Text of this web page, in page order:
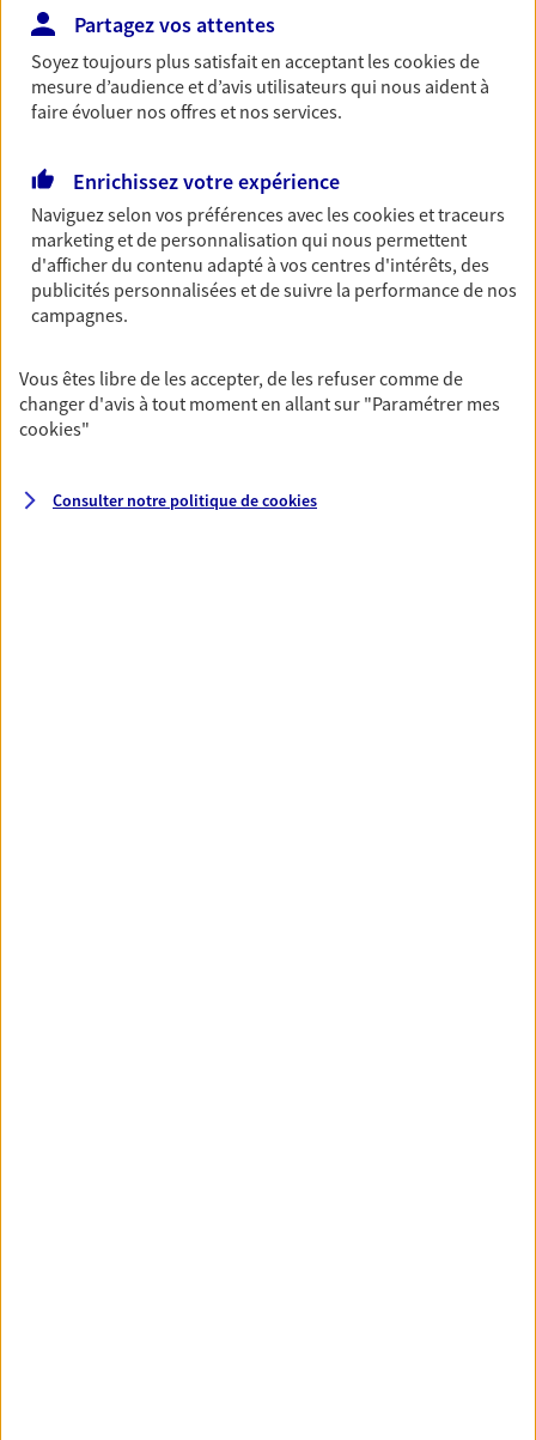
notre solution PER (Plan Epargne Retraite)
spécialement conçue pour la retraite.
Découvrir l'offre Retraite
Prévoyance
Pour un avenir serein, assurez-vous avec notre
contrat prévoyance. Préservez vos proches en cas
d'accident ou de maladie en optant pour les
garanties incapacité temporaire totale de travail,
invalidité ou de décès.
Santé
votre famille avec la complémentaire santé qui
vous ressemble.
Partagez vos attentes
Soyez toujours plus satisfait en acceptant lescookiesde
mesure d’audience et d’avis utilisateurs qui nous aident à
faire évoluer nos offres et nos services.
Enrichissez votre expérience
Naviguez selon vos préférences avec lescookies et traceurs
marketing et de personnalisation qui nous permettent
d'afficher du contenu adapté à vos centres d'intérêts, des
publicités personnalisées et de suivre la performance de nos
campagnes.
Vous êtes libre de les accepter, de les refuser comme de
changer d'avis à tout moment en allant sur "Paramétrer mes
cookies"
Consulter notre politique decookies